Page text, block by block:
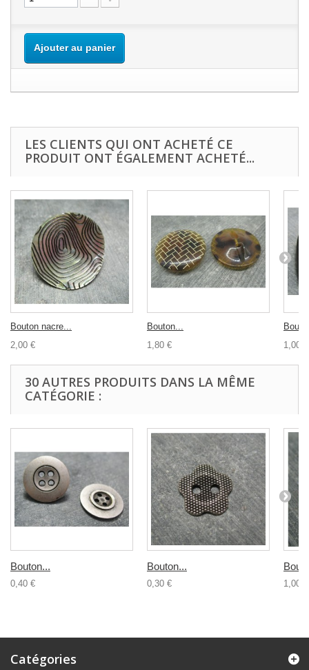
Ajouter au panier
LES CLIENTS QUI ONT ACHETÉ CE
PRODUIT ONT ÉGALEMENT ACHETÉ...
Bouton nacre...
2,00 €
Bouton...
1,80 €
1,00 €
30 AUTRES PRODUITS DANS LA MÊME
CATÉGORIE :
Bouton...
0,40 €
Bouton...
0,30 € 1,00 €
Catégories